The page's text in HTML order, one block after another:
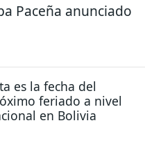
Paceña anunciado
es la fecha del
feriado a nivel
en Bolivia